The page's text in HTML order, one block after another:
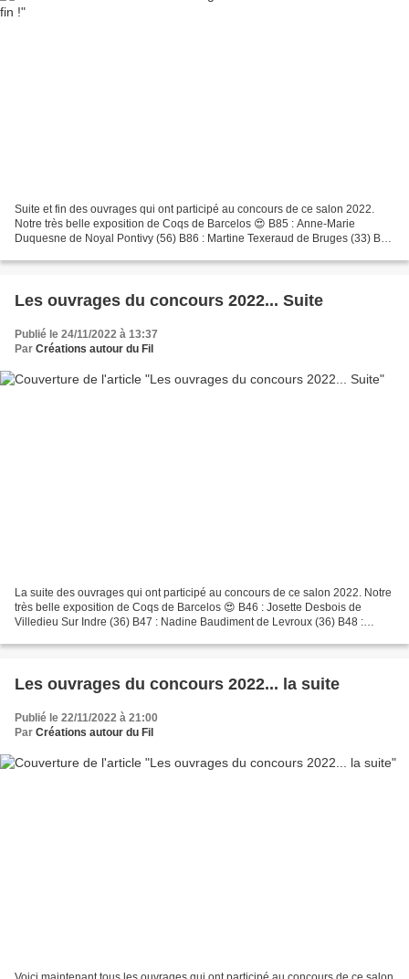
Suite et fin des ouvrages qui ont participé au concours de ce salon 2022.
Notre très belle exposition de Coqs de Barcelos 😍 B85 : Anne-Marie
Duquesne de Noyal Pontivy (56) B86 : Martine Texeraud de Bruges (33) B87
Les ouvrages du concours 2022... Suite
Publié le 24/11/2022 à 13:37
Par Créations autour du Fil
La suite des ouvrages qui ont participé au concours de ce salon 2022. Notre
très belle exposition de Coqs de Barcelos 😍 B46 : Josette Desbois de
Villedieu Sur Indre (36) B47 : Nadine Baudiment de Levroux (36) B48 :
Les ouvrages du concours 2022... la suite
Publié le 22/11/2022 à 21:00
Par Créations autour du Fil